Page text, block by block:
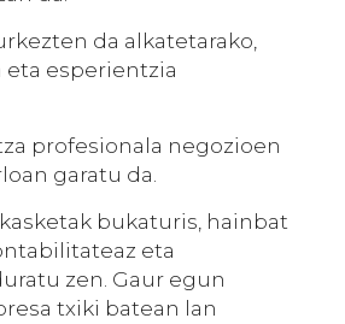
da alkatetarako,
esperientzia
profesionala negozioen
garatu da.
bukaturis, hainbat
eta
zen. Gaur egun
txiki batean lan